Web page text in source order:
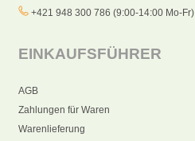
+421 948 300 786 (9:00-14:00 Mo-Fr)
EINKAUFSFÜHRER
AGB
Zahlungen für Waren
Warenlieferung